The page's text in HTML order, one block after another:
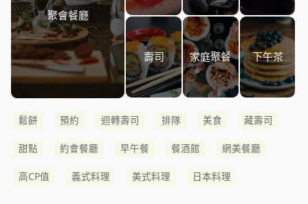
聚會餐廳
壽司 家庭聚餐 下午茶
鬆餅 預約 迴轉壽司 排隊 美食 藏壽司
甜點 約會餐廳 早午餐 餐酒館 網美餐廳
高CP值 義式料理 美式料理 日本料理